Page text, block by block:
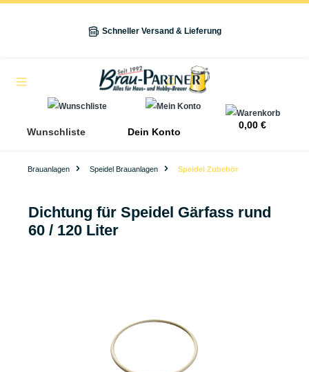
Schneller Versand & Lieferung
Wunschliste Dein Konto
0,00 €
Brauanlagen Speidel Brauanlagen Speidel Zubehör
Dichtung für Speidel Gärfass rund
60 / 120 Liter